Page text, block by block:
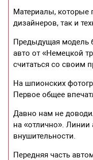
Материалы, которые
дизайнеров, так и
Предыдущая модель
авто от «Немецкой
считаться со своим
На шпионских
Первое общее
Давно нам не
на «отлично». Линии
внушительности.
Передняя часть